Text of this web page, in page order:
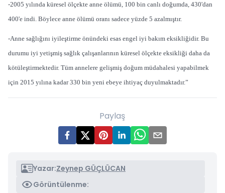
-2005 yılında küresel ölçekte anne ölümü, 100 bin canlı doğumda, 430'dan
400'e indi. Böylece anne ölümü oranı sadece yüzde 5 azalmıştır.
-Anne sağlığını iyileştirme önündeki esas engel iyi bakım eksikliğidir. Bu
durumu iyi yetişmiş sağlık çalışanlarının küresel ölçekte eksikliği daha da
kötüleştirmektedir. Tüm annelere gelişmiş doğum müdahalesi yapabilmek
için 2015 yılına kadar 330 bin yeni ebeye ihtiyaç duyulmaktadır.”
Paylaş
Yazar:Zeynep GÜÇLÜCAN
Görüntülenme: